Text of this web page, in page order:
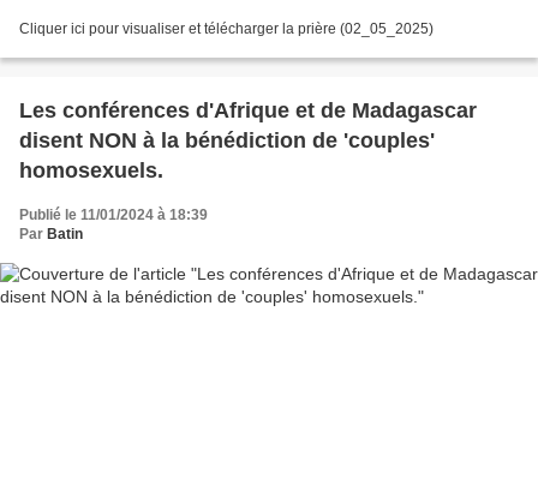
Cliquer ici pour visualiser et télécharger la prière (02_05_2025)
Les conférences d'Afrique et de Madagascar
disent NON à la bénédiction de 'couples'
homosexuels.
Publié le 11/01/2024 à 18:39
Par Batin